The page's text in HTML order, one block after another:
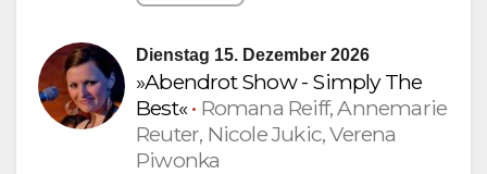
Dienstag 15. Dezember 2026
»Abendrot Show - Simply The
Best«• Romana Reiff, Annemarie
Reuter, Nicole Jukic, Verena
Piwonka